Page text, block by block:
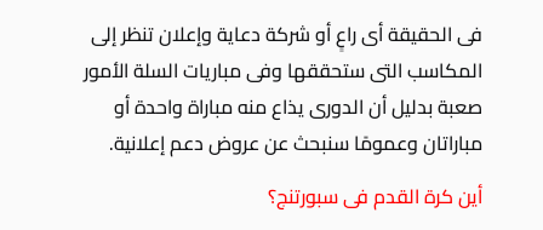
فى الحقيقة أى راعٍ أو شركة دعاية وإعلان تنظر إلى
المكاسب التى ستحققها وفى مباريات السلة الأمور
صعبة بدليل أن الدورى يذاع منه مباراة واحدة أو
مباراتان وعمومًا سنبحث عن عروض دعم إعلانية.
أين كرة القدم فى سبورتنج؟